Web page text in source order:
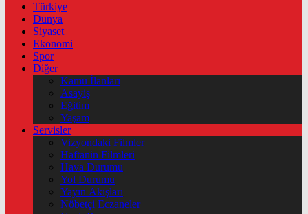
Türkiye
Dünya
Siyaset
Ekonomi
Spor
Diğer
Kamu İlanları
Asayiş
Eğitim
Yaşam
Servisler
Vizyondaki Filmler
Haftanin Filmleri
Hava Durumu
Yol Durumu
Yayın Akışları
Nöbetçi Eczaneler